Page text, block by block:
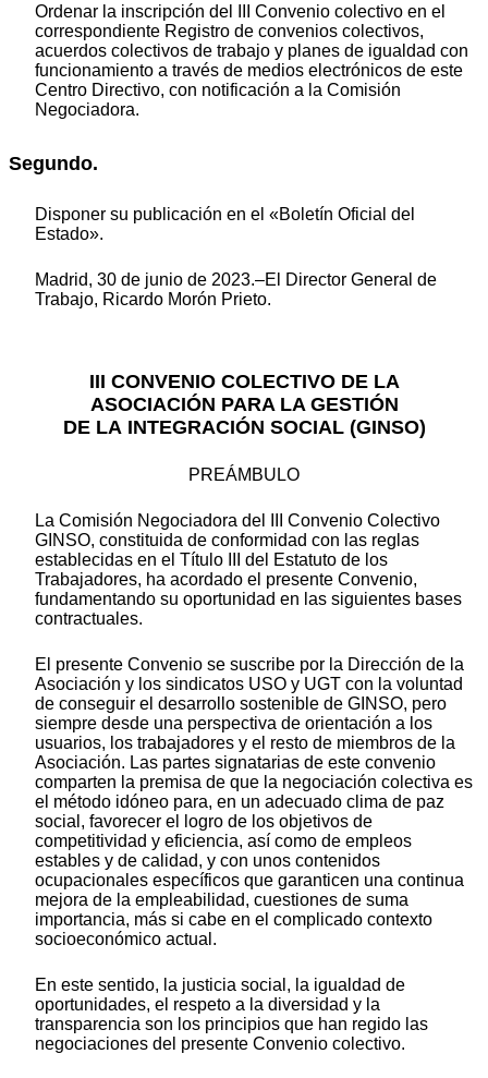
Ordenar la inscripción del III Convenio colectivo en el
correspondiente Registro de convenios colectivos,
acuerdos colectivos de trabajo y planes de igualdad con
funcionamiento a través de medios electrónicos de este
Centro Directivo, con notificación a la Comisión
Negociadora.
Segundo.
Disponer su publicación en el «Boletín Oficial del
Estado».
Madrid, 30 de junio de 2023.–El Director General de
Trabajo, Ricardo Morón Prieto.
III CONVENIO COLECTIVO DE LA
ASOCIACIÓN PARA LA GESTIÓN
DE LA INTEGRACIÓN SOCIAL (GINSO)
PREÁMBULO
La Comisión Negociadora del III Convenio Colectivo
GINSO, constituida de conformidad con las reglas
establecidas en el Título III del Estatuto de los
Trabajadores, ha acordado el presente Convenio,
fundamentando su oportunidad en las siguientes bases
contractuales.
El presente Convenio se suscribe por la Dirección de la
Asociación y los sindicatos USO y UGT con la voluntad
de conseguir el desarrollo sostenible de GINSO, pero
siempre desde una perspectiva de orientación a los
usuarios, los trabajadores y el resto de miembros de la
Asociación. Las partes signatarias de este convenio
comparten la premisa de que la negociación colectiva es
el método idóneo para, en un adecuado clima de paz
social, favorecer el logro de los objetivos de
competitividad y eficiencia, así como de empleos
estables y de calidad, y con unos contenidos
ocupacionales específicos que garanticen una continua
mejora de la empleabilidad, cuestiones de suma
importancia, más si cabe en el complicado contexto
socioeconómico actual.
En este sentido, la justicia social, la igualdad de
oportunidades, el respeto a la diversidad y la
transparencia son los principios que han regido las
negociaciones del presente Convenio colectivo.